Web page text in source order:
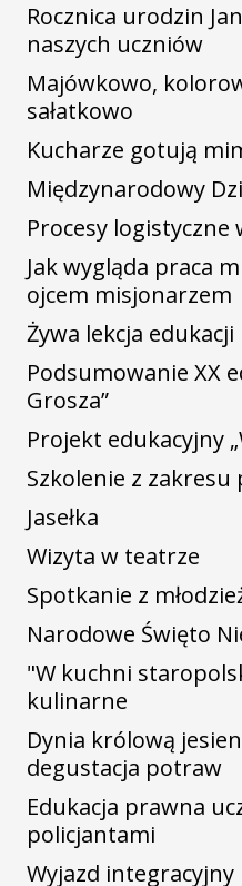
Rocznica urodzin
naszych uczniów
Majówkowo,
sałatkowo
Kucharze gotują
Międzynarodowy
Procesy logistyczne
Jak wygląda praca
ojcem misjonarzem
Żywa lekcja
Podsumowanie XX
Grosza”
Projekt edukacyjny
Szkolenie z
Jasełka
Wizyta w teatrze
Spotkanie z
Narodowe Święto
"W kuchni
kulinarne
Dynia królową
degustacja potraw
Edukacja prawna
policjantami
Wyjazd integracyjny